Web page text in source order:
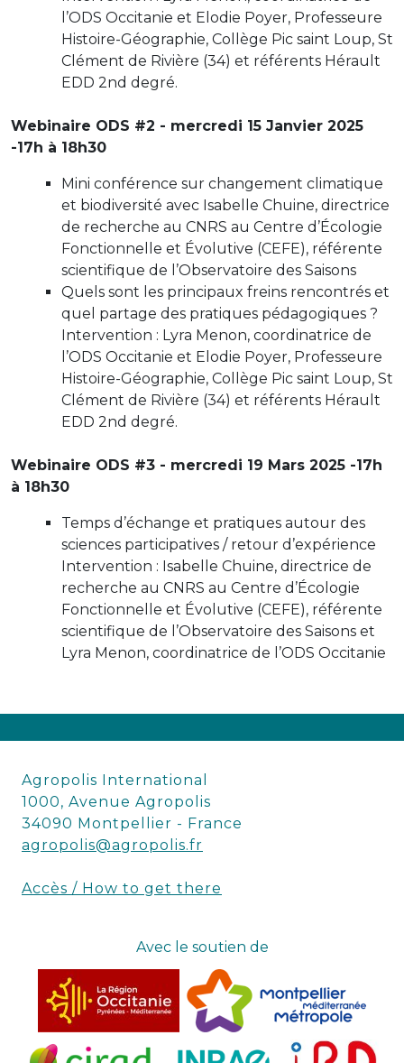
l’ODS Occitanie et Elodie Poyer, Professeure
Histoire-Géographie, Collège Pic saint Loup, St
Clément de Rivière (34) et référents Hérault
EDD 2nd degré.
Webinaire ODS #2 - mercredi 15 Janvier 2025
-17h à 18h30
Mini conférence sur changement climatique
et biodiversité avec Isabelle Chuine, directrice
de recherche au CNRS au Centre d’Écologie
Fonctionnelle et Évolutive (CEFE), référente
scientifique de l’Observatoire des Saisons
Quels sont les principaux freins rencontrés et
quel partage des pratiques pédagogiques ?
Intervention : Lyra Menon, coordinatrice de
l’ODS Occitanie et Elodie Poyer, Professeure
Histoire-Géographie, Collège Pic saint Loup, St
Clément de Rivière (34) et référents Hérault
EDD 2nd degré.
Webinaire ODS #3 - mercredi 19 Mars 2025 -17h
à 18h30
Temps d’échange et pratiques autour des
sciences participatives / retour d’expérience
Intervention : Isabelle Chuine, directrice de
recherche au CNRS au Centre d’Écologie
Fonctionnelle et Évolutive (CEFE), référente
scientifique de l’Observatoire des Saisons et
Lyra Menon, coordinatrice de l’ODS Occitanie
Agropolis International
1000, Avenue Agropolis
34090 Montpellier - France
agropolis@agropolis.fr
Accès / How to get there
Avec le soutien de